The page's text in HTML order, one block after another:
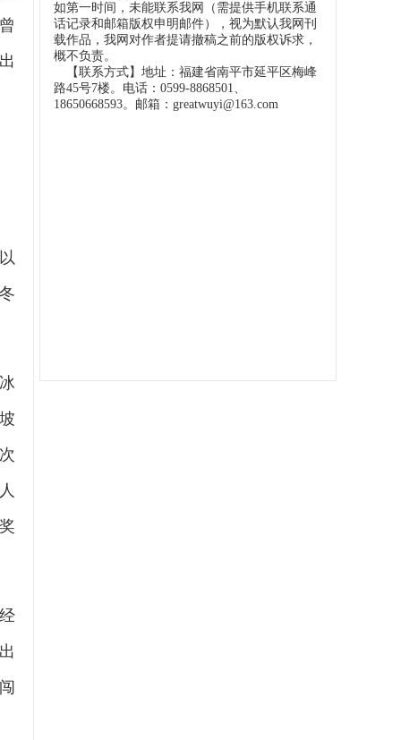
如第一时间，未能联系我网（需提供手机联系通
话记录和邮箱版权申明邮件），视为默认我网刊
载作品，我网对作者提请撤稿之前的版权诉求，
概不负责。
【联系方式】地址：福建省南平市延平区梅峰
路45号7楼。电话：0599-8868501、
18650668593。邮箱：greatwuyi@163.com